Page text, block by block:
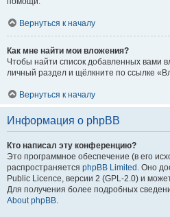
Вернуться к началу
Как мне найти мои вложения?
Чтобы найти список добавленных вами
личный раздел и щёлкните по ссылке
Вернуться к началу
Информация о phpBB
Кто написал эту конференцию?
Это программное обеспечение (в его
распространяется phpBB Limited . Оно
Public Licence, версии 2 (GPL-2.0) и
Для получения более подробных
About phpBB.